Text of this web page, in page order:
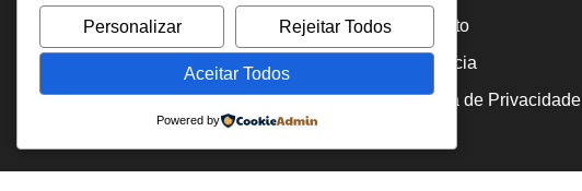
Portal de notícias comprometido com a
abordagem responsável e ética dos temas
mais relevantes da atualidade, incluindo
Inquérito
Denuncia
Política de Privacidade
Personalizar Rejeitar Todos
Aceitar Todos
Powered by